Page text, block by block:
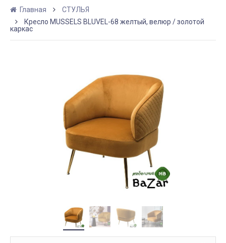
Главная
СТУЛЬЯ
Кресло MUSSELS BLUVEL-68 желтый, велюр / золотой
каркас